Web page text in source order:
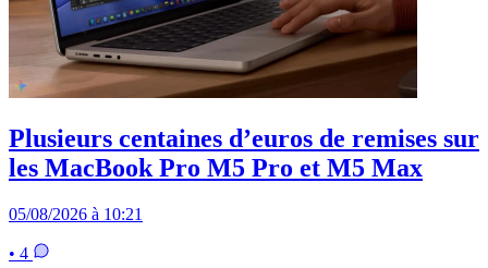
Plusieurs centaines d’euros de remises sur
les MacBook Pro M5 Pro et M5 Max
05/08/2026 à 10:21
• 4